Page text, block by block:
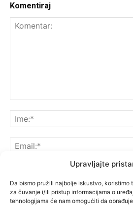
Upravljajte
Da bismo pružili najbolje iskustvo,
za čuvanje i/ili pristup informacijama o
tehnologijama će nam omogućiti da
Komentiraj
Spremite moje ime, e-poštu i